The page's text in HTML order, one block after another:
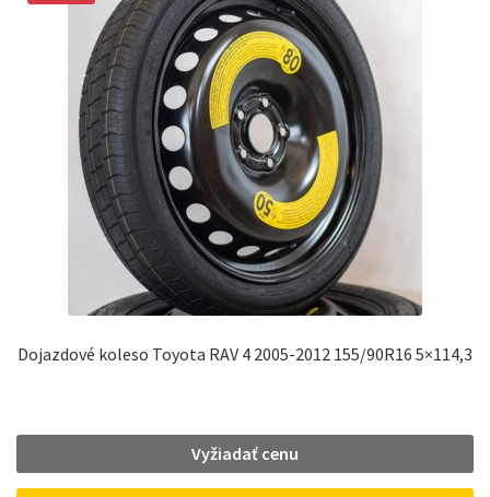
Dojazdové koleso Toyota RAV 4 2005-2012 155/90R16 5×114,3
Vyžiadať cenu